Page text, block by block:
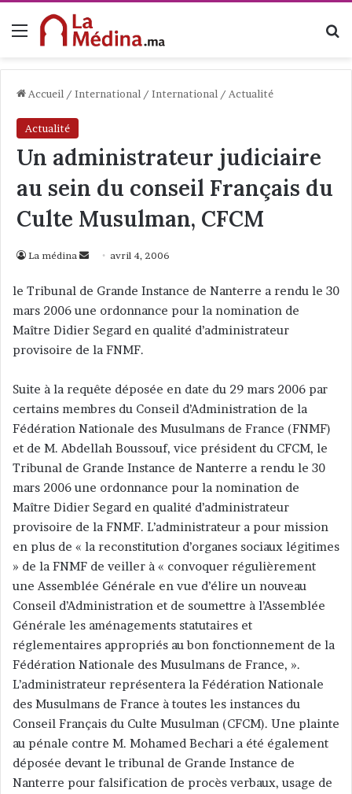
Menu
Accueil / International / International / Actualité
Actualité
Un administrateur judiciaire
au sein du conseil Français du
Culte Musulman, CFCM
La médina
v
o
y
e
u
n
c
o
u
avril 4, 2006
le Tribunal de Grande Instance de Nanterre a rendu le 30
mars 2006 une ordonnance pour la nomination de
Maître Didier Segard en qualité d’administrateur
provisoire de la FNMF.
Suite à la requête déposée en date du 29 mars 2006 par
certains membres du Conseil d’Administration de la
Fédération Nationale des Musulmans de France (FNMF)
et de M. Abdellah Boussouf, vice président du CFCM, le
Tribunal de Grande Instance de Nanterre a rendu le 30
mars 2006 une ordonnance pour la nomination de
Maître Didier Segard en qualité d’administrateur
provisoire de la FNMF. L’administrateur a pour mission
en plus de « la reconstitution d’organes sociaux légitimes
» de la FNMF de veiller à « convoquer régulièrement
une Assemblée Générale en vue d’élire un nouveau
Conseil d’Administration et de soumettre à l’Assemblée
Générale les aménagements statutaires et
réglementaires appropriés au bon fonctionnement de la
Fédération Nationale des Musulmans de France, ».
L’administrateur représentera la Fédération Nationale
des Musulmans de France à toutes les instances du
Conseil Français du Culte Musulman (CFCM). Une plainte
au pénale contre M. Mohamed Bechari a été également
déposée devant le tribunal de Grande Instance de
Nanterre pour falsification de procès verbaux, usage de